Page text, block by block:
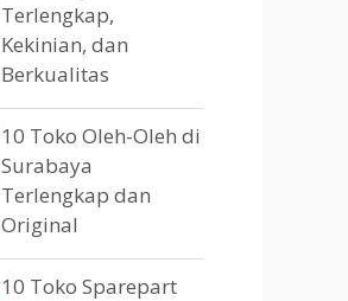
Terlengkap,
Kekinian, dan
Berkualitas
10 Toko Oleh-Oleh di
Surabaya
Terlengkap dan
Original
10 Toko Sparepart